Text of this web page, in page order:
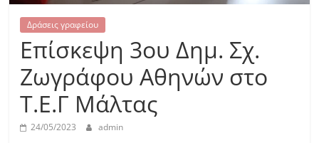
Δράσεις γραφείου
Επίσκεψη 3ου Δημ. Σχ.
Ζωγράφου Αθηνών στο
Τ.Ε.Γ Μάλτας
24/05/2023 admin